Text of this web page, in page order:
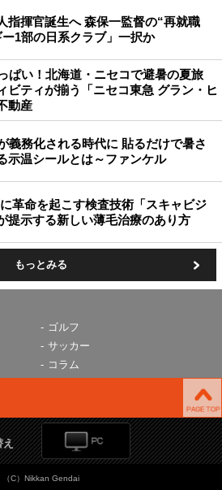
指揮官誕生へ 森保一監督の“再就職
1部の日系クラブ」一択か
ぱい！北海道・ニセコで避暑の夏旅
ビティが揃う「ニセコ東急 グラン・ヒ
動産
義務化される時代に 貼るだけで暑さ
示温シールとは～ファンケル
革命を起こす検査技術「スキャビジ
提示する新しい薄毛治療のあり方
もっとみる
ゴルフ
サッカー
コラム
え
（C）Nikkan Gendai